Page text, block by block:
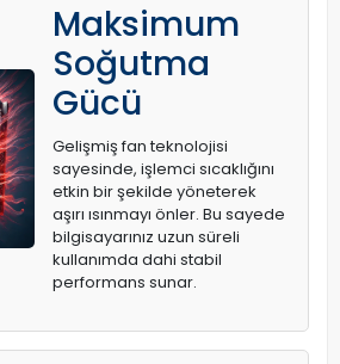
Maksimum
Soğutma
Gücü
Gelişmiş fan teknolojisi
sayesinde, işlemci sıcaklığını
etkin bir şekilde yöneterek
aşırı ısınmayı önler. Bu sayede
bilgisayarınız uzun süreli
kullanımda dahi stabil
performans sunar.